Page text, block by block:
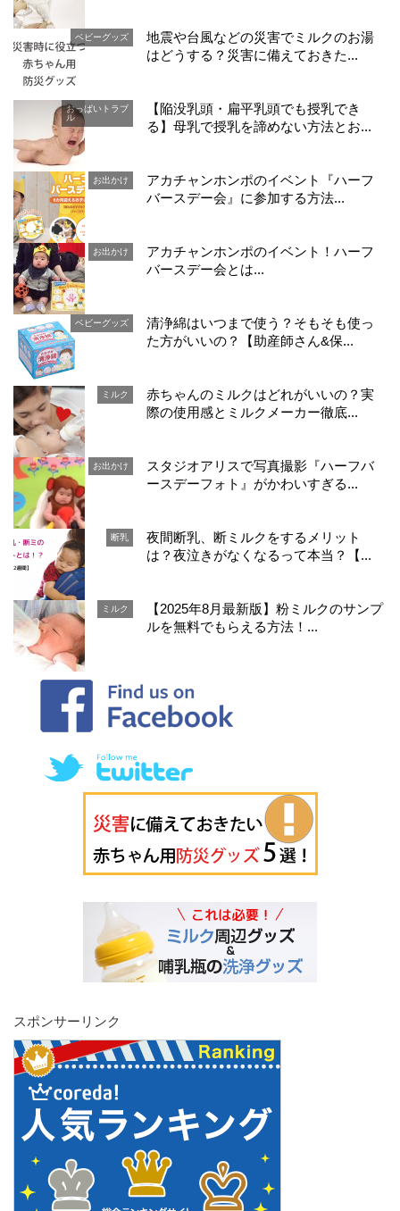
ベビーグッズ
地震や台風などの災害でミルクのお湯
はどうする？災害に備えておきた...
おっぱいトラブ
ル
【陥没乳頭・扁平乳頭でも授乳でき
る】母乳で授乳を諦めない方法とお...
お出かけ
アカチャンホンポのイベント『ハーフ
バースデー会』に参加する方法...
お出かけ
アカチャンホンポのイベント！ハーフ
バースデー会とは...
ベビーグッズ
清浄綿はいつまで使う？そもそも使っ
た方がいいの？【助産師さん&保...
ミルク
赤ちゃんのミルクはどれがいいの？実
際の使用感とミルクメーカー徹底...
お出かけ
スタジオアリスで写真撮影『ハーフバ
ースデーフォト』がかわいすぎる...
断乳
夜間断乳、断ミルクをするメリット
は？夜泣きがなくなるって本当？【...
ミルク
【2025年8月最新版】粉ミルクのサンプ
ルを無料でもらえる方法！...
スポンサーリンク